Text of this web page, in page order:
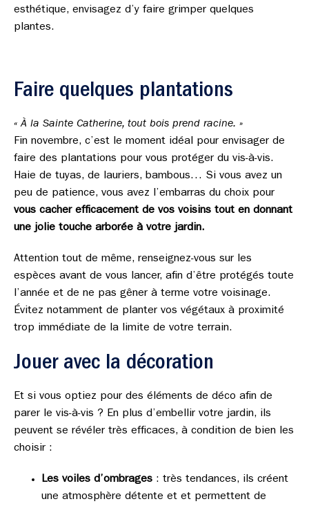
esthétique, envisagez d’y faire grimper quelques
plantes.
Faire quelques plantations
« À la Sainte Catherine, tout bois prend racine. »
Fin novembre, c’est le moment idéal pour envisager de
faire des plantations pour vous protéger du vis-à-vis.
Haie de tuyas, de lauriers, bambous… Si vous avez un
peu de patience, vous avez l’embarras du choix pour
vous cacher efficacement de vos voisins tout en donnant
une jolie touche arborée à votre jardin.
Attention tout de même, renseignez-vous sur les
espèces avant de vous lancer, afin d’être protégés toute
l’année et de ne pas gêner à terme votre voisinage.
Évitez notamment de planter vos végétaux à proximité
trop immédiate de la limite de votre terrain.
Jouer avec la décoration
Et si vous optiez pour des éléments de déco afin de
parer le vis-à-vis ? En plus d’embellir votre jardin, ils
peuvent se révéler très efficaces, à condition de bien les
choisir :
Les voiles d’ombrages : très tendances, ils créent
une atmosphère détente et et permettent de